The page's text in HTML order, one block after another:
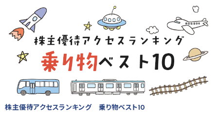
株主優待アクセスランキング 乗り物ベスト10